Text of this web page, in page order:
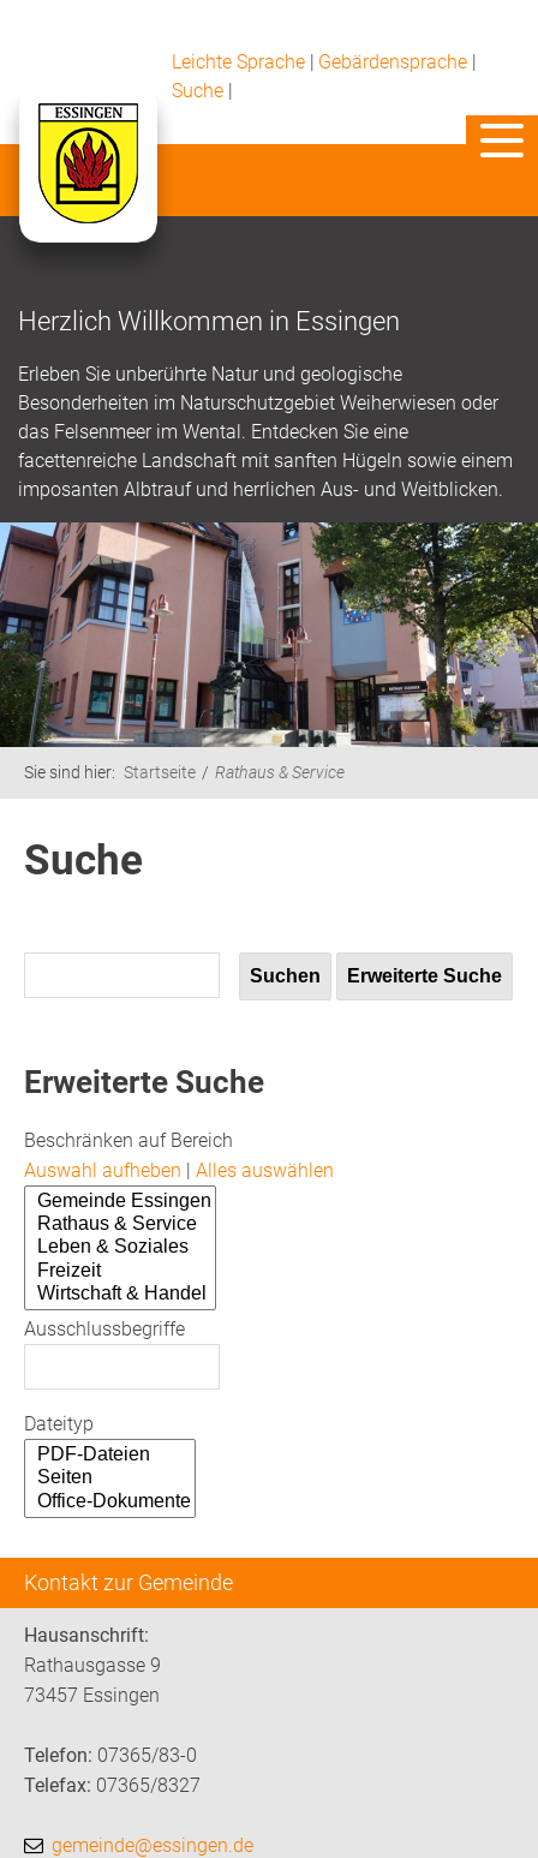
Leichte Sprache | Gebärdensprache |
Suche |
Herzlich Willkommen in Essingen
Erleben Sie unberührte Natur und geologische
Besonderheiten im Naturschutzgebiet Weiherwiesen oder
das Felsenmeer im Wental. Entdecken Sie eine
facettenreiche Landschaft mit sanften Hügeln sowie einem
imposanten Albtrauf und herrlichen Aus- und Weitblicken.
Kontakt zur Gemeinde
Hausanschrift:
Rathausgasse 9
73457 Essingen
Telefon: 07365/83-0
Telefax: 07365/8327
gemeinde@essingen.de
Sie sind hier: Startseite Rathaus & Service
Suche
Suchen Erweiterte Suche
Erweiterte Suche
Beschränken auf Bereich
Auswahl aufheben | Alles auswählen
Ausschlussbegriffe
Dateityp